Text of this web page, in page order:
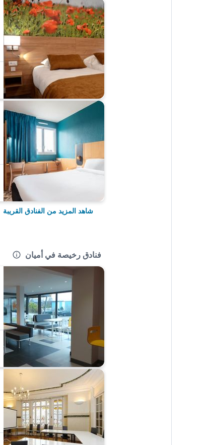
شاهد المزيد من الفنادق القريبة
فنادق رخيصة في أميان